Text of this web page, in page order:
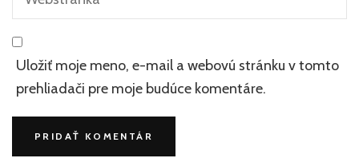
Uložiť moje meno, e-mail a webovú stránku v tomto
prehliadači pre moje budúce komentáre.